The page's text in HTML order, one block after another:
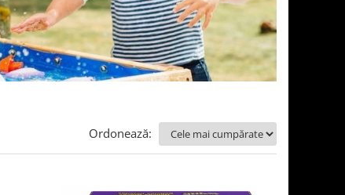
Ordonează: